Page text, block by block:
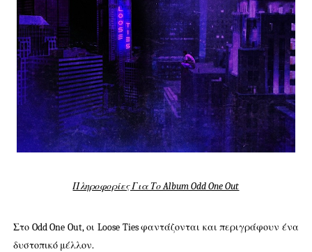
Πληροφορίες Για Το Album Odd One Out
Στο Odd One Out, οι Loose Ties φαντάζονται και περιγράφουν ένα
δυστοπικό μέλλον.